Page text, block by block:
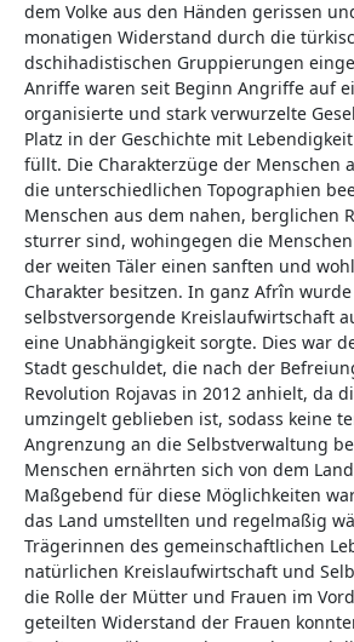
dem Volke aus den Händen gerissen
monatigen Widerstand durch die
dschihadistischen Gruppierungen
Anriffe waren seit Beginn Angriffe auf
organisierte und stark verwurzelte
Platz in der Geschichte mit
füllt. Die Charakterzüge der Menschen
die unterschiedlichen Topographien
Menschen aus dem nahen, berglichen
sturrer sind, wohingegen die
der weiten Täler einen sanften und
Charakter besitzen. In ganz Afrîn
selbstversorgende Kreislaufwirtschaft
eine Unabhängigkeit sorgte. Dies war
Stadt geschuldet, die nach der
Revolution Rojavas in 2012 anhielt, da
umzingelt geblieben ist, sodass keine
Angrenzung an die Selbstverwaltung
Menschen ernährten sich von dem
Maßgebend für diese Möglichkeiten
das Land umstellten und regelmaßig
Trägerinnen des gemeinschaftlichen
natürlichen Kreislaufwirtschaft und
die Rolle der Mütter und Frauen im
geteilten Widerstand der Frauen